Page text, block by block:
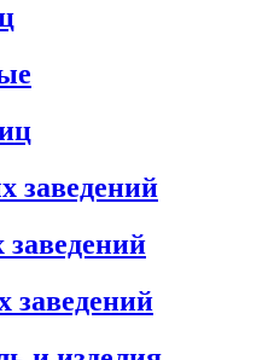
заведений
заведений